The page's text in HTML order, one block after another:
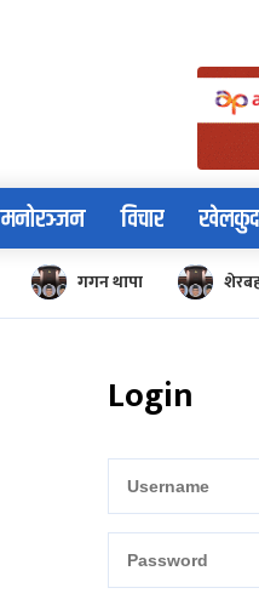
मनोरञ्जन विचार खेलकुद
गगन थापा
Login